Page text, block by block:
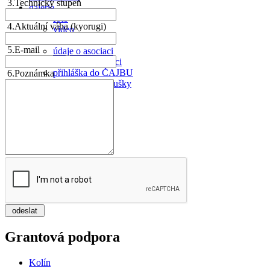
galerie
foto
video
údaje o asociaci
členství v asociaci
přihláška do ČAJBU
poplatky za zkoušky
3.Technický stupeň
4.Aktuální váha (kyorugi)
5.E-mail
6.Poznámka
Grantová podpora
Kolín